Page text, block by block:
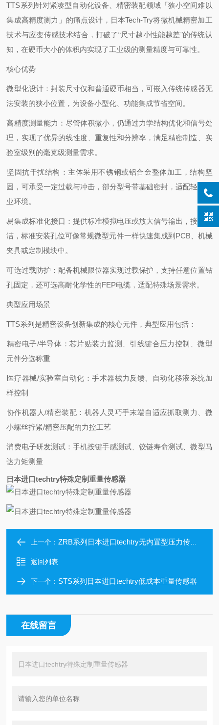
TTS系列针对紧凑型自动化设备、精密装配领域「狭小空间难以
集成高精度测力」的痛点设计，日本Tech-Try将微机械精密加工
技术与应变传感技术结合，打破了“尺寸越小性能越差"的传统认
知，在硬币大小的体积内实现了工业级的测量精度与可靠性。
核心优势
‌微型化设计‌：封装尺寸仅和普通硬币相当，可嵌入传统传感器无
法安装的狭小位置，为设备小型化、功能集成节省空间。
‌高精度测量能力‌：尽管体积微小，仍通过力学结构优化和信号处
理，实现了优异的线性度、重复性和分辨率，满足精密制造、实
验室级别的毫克级测量需求。
‌坚固抗干扰结构‌：主体采用不锈钢或铝合金整体加工，结构坚
固，可承受一定过载与冲击，部分型号带基础密封，适配轻度工
业环境。
‌易集成标准化接口‌：提供标准模拟电压或放大信号输出，接口简
洁，标准安装孔位可像常规微型元件一样快速集成到PCB、机械
夹具或定制模块中。
‌可选过载防护‌：配备机械限位器实现过载保护，支持任意位置钻
孔固定，还可选高耐化学性的FEP电缆，适配特殊场景需求。
典型应用场景
TTS系列是精密设备创新集成的核心元件，典型应用包括：
‌精密电子/半导体‌：芯片贴装力监测、引线键合压力控制、微型
元件分选称重
‌医疗器械/实验室自动化‌：手术器械力反馈、自动化移液系统加
样控制
‌协作机器人/精密装配‌：机器人灵巧手末端自适应抓取测力、微
小螺丝拧紧/精密压配的力控工艺
‌消费电子研发测试‌：手机按键手感测试、铰链寿命测试、微型马
达力矩测量
日本进口techtry特殊定制重量传感器
上一个：ZRB系列日本进口techtry无内置型压力传感器
返回列表
下一个： STS系列日本进口techtry低成本重量传感器
在线留言